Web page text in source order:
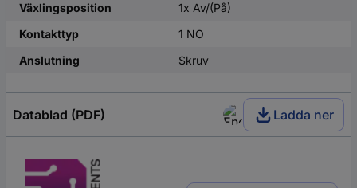
Växlingsposition
1x Av/(På)
Kontakttyp
1 NO
Anslutning
Skruv
Datablad (PDF) Ladda ner